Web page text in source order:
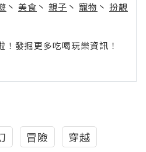
丶 美食 丶 親子 丶 寵物 丶 扮靚
發掘更多吃喝玩樂資訊！
冒險
穿越